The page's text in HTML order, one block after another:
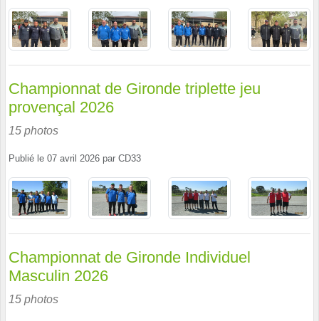
Championnat de Gironde triplette jeu
provençal 2026
15 photos
Publié le 07 avril 2026 par CD33
Championnat de Gironde Individuel
Masculin 2026
15 photos